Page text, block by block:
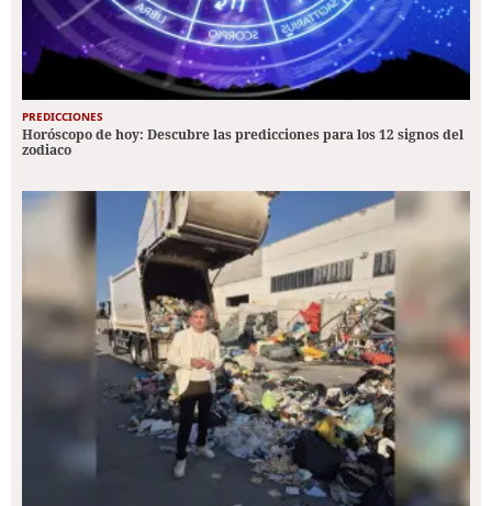
PREDICCIONES
Horóscopo de hoy: Descubre las predicciones para los 12 signos del
zodiaco